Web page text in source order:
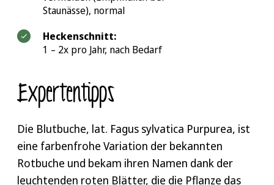
Staunässe), normal
Heckenschnitt:
1 – 2x pro Jahr, nach Bedarf
Expertentipps
Die Blutbuche, lat. Fagus sylvatica Purpurea, ist
eine farbenfrohe Variation der bekannten
Rotbuche und bekam ihren Namen dank der
leuchtenden roten Blätter, die die Pflanze das